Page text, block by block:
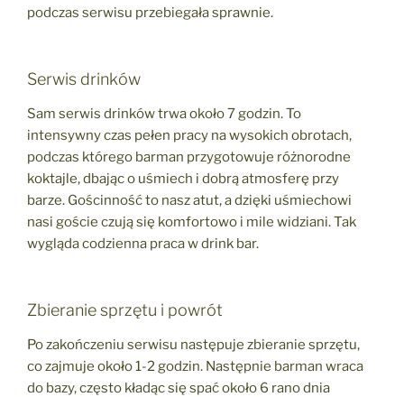
podczas serwisu przebiegała sprawnie.
Serwis drinków
Sam serwis drinków trwa około 7 godzin. To
intensywny czas pełen pracy na wysokich obrotach,
podczas którego barman przygotowuje różnorodne
koktajle, dbając o uśmiech i dobrą atmosferę przy
barze. Gościnność to nasz atut, a dzięki uśmiechowi
nasi goście czują się komfortowo i mile widziani. Tak
wygląda codzienna praca w drink bar.
Zbieranie sprzętu i powrót
Po zakończeniu serwisu następuje zbieranie sprzętu,
co zajmuje około 1-2 godzin. Następnie barman wraca
do bazy, często kładąc się spać około 6 rano dnia